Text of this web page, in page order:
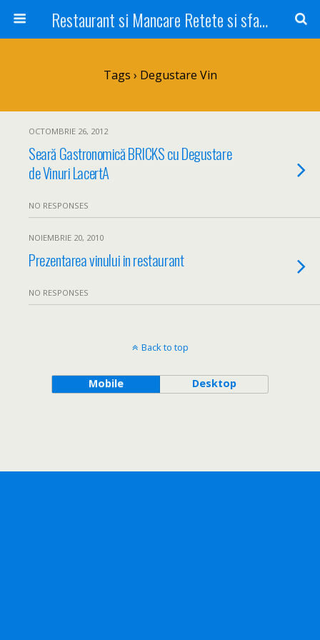
Restaurant si Mancare Retete si sfaturi Picant bun si rapid
Tags › Degustare Vin
OCTOMBRIE 26, 2012
Seară Gastronomică BRICKS cu Degustare
de Vinuri LacertA
NO RESPONSES
NOIEMBRIE 20, 2010
Prezentarea vinului in restaurant
NO RESPONSES
Back to top
Mobile Desktop